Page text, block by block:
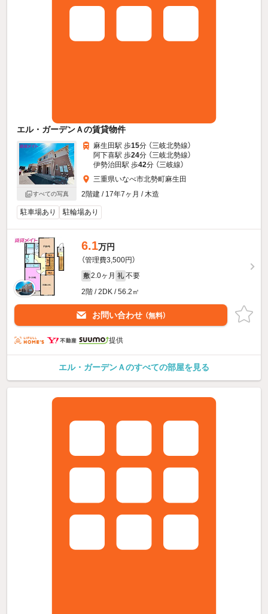
エル・ガーデンＡの賃貸物件
すべての写真
麻生田駅 歩15分 （三岐北勢線）
阿下喜駅 歩24分 （三岐北勢線）
伊勢治田駅 歩42分 （三岐線）
三重県いなべ市北勢町麻生田
2階建 / 17年7ヶ月 / 木造
駐車場あり 駐輪場あり
6.1万円
（管理費3,500円）
敷 2.0ヶ月 礼 不要
2階 / 2DK / 56.2㎡
お問い合わせ （無料）
提供
エル・ガーデンＡのすべての部屋を見る